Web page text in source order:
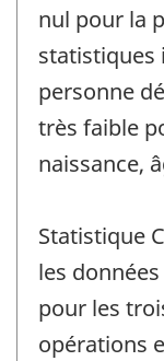
nul pour la
statistiques
personne
très faible
naissance,
Statistique
les
pour les
opérations